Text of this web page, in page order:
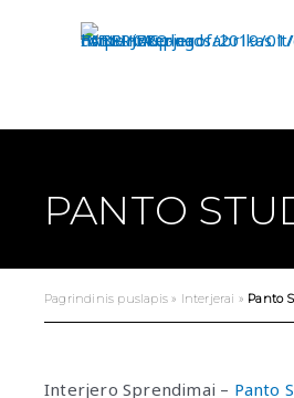
PANTO
Pagrindinis puslapis » Interjerai » Panto
Interjero Sprendimai – Panto